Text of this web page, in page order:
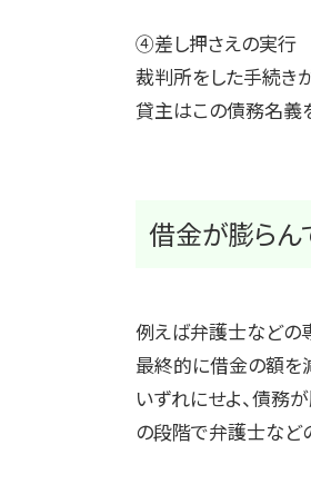
④差し押さえの実行
裁判所をした手続き
貸主はこの債務名義
借金が膨らん
例えば弁護士などの
最終的に借金の額を
いずれにせよ、債務
の段階で弁護士など